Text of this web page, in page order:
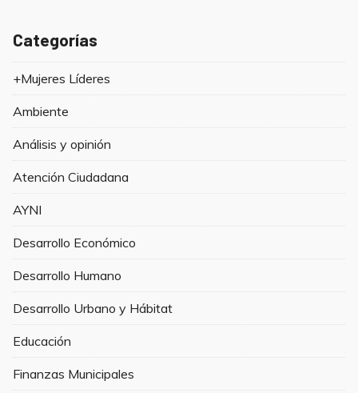
Categorías
+Mujeres Líderes
Ambiente
Análisis y opinión
Atención Ciudadana
AYNI
Desarrollo Económico
Desarrollo Humano
Desarrollo Urbano y Hábitat
Educación
Finanzas Municipales